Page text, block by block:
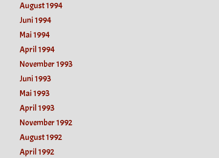
August 1994
Juni 1994
Mai 1994
April 1994
November 1993
Juni 1993
Mai 1993
April 1993
November 1992
August 1992
April 1992